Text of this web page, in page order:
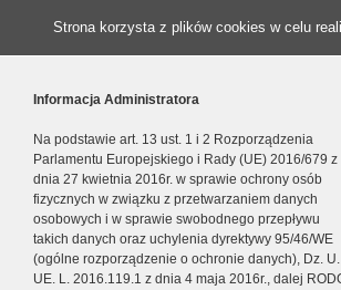
Strona korzysta z plików cookies w celu
Informacja Administratora
Na podstawie art. 13 ust. 1 i 2 Rozporządzenia
Parlamentu Europejskiego i Rady (UE) 2016/679 z
dnia 27 kwietnia 2016r. w sprawie ochrony osób
fizycznych w związku z przetwarzaniem danych
osobowych i w sprawie swobodnego przepływu
takich danych oraz uchylenia dyrektywy 95/46/WE
(ogólne rozporządzenie o ochronie danych), Dz. U.
UE. L. 2016.119.1 z dnia 4 maja 2016r., dalej